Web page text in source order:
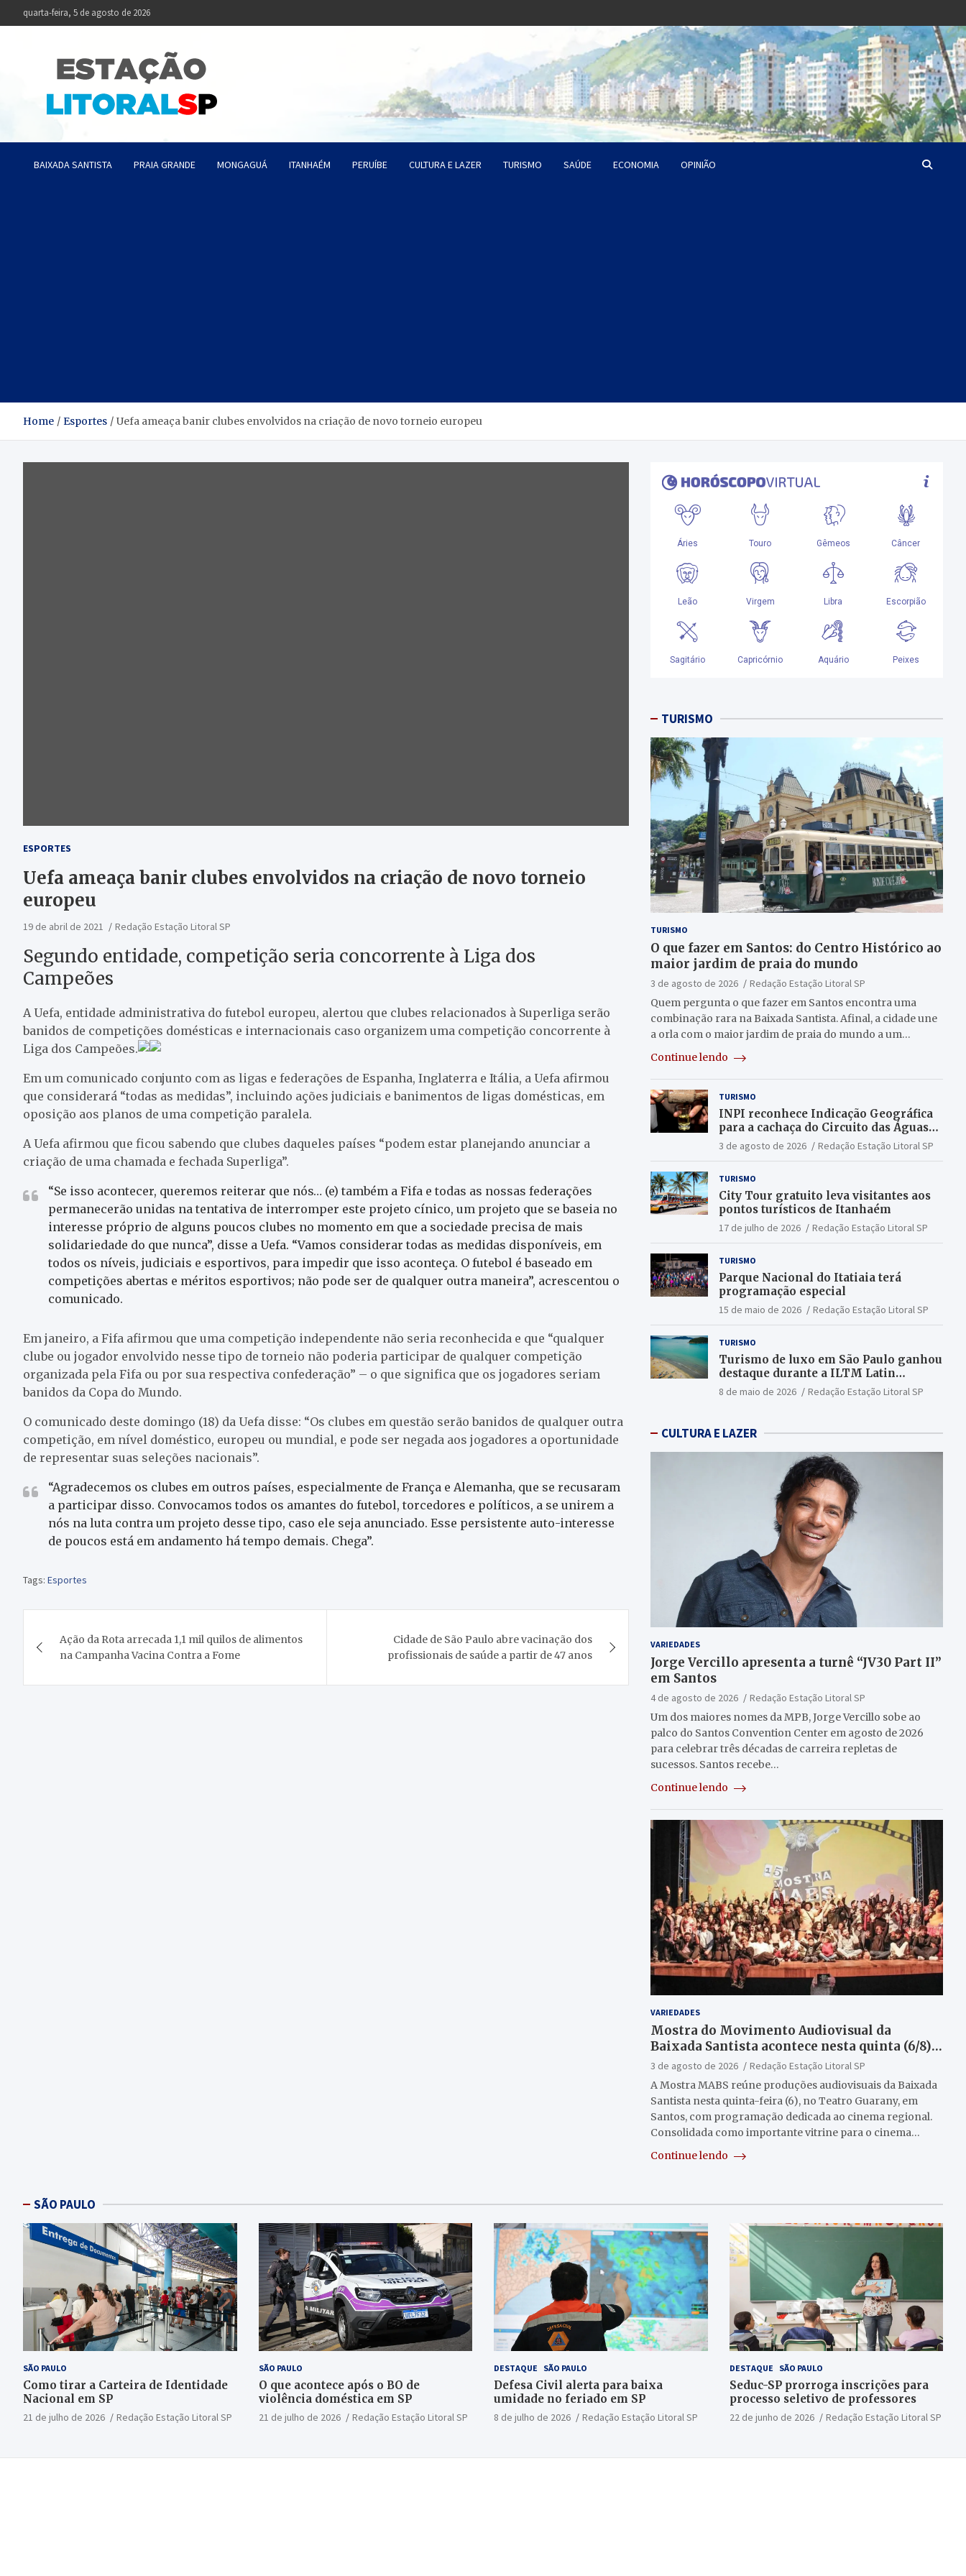
to
quarta-feira, 5 de agosto de 2026
Estação Litoral SP
BAIXADA SANTISTA PRAIA GRANDE MONGAGUÁ ITANHAÉM PERUÍBE CULTURA E LAZER TURISMO SAÚDE ECONOMIA OPINIÃO
Home Esportes Uefa ameaça banir clubes envolvidos na criação de novo torneio europeu
ESPORTES
Uefa ameaça banir clubes envolvidos na criação de novo torneio
europeu
19 de abril de 2021 Redação Estação Litoral SP
Segundo entidade, competição seria concorrente à Liga dos
Campeões
A Uefa, entidade administrativa do futebol europeu, alertou que clubes relacionados à Superliga serão
banidos de competições domésticas e internacionais caso organizem uma competição concorrente à
Liga dos Campeões.
Em um comunicado conjunto com as ligas e federações de Espanha, Inglaterra e Itália, a Uefa afirmou
que considerará “todas as medidas”, incluindo ações judiciais e banimentos de ligas domésticas, em
oposição aos planos de uma competição paralela.
A Uefa afirmou que ficou sabendo que clubes daqueles países “podem estar planejando anunciar a
criação de uma chamada e fechada Superliga”.
“Se isso acontecer, queremos reiterar que nós… (e) também a Fifa e todas as nossas federações
permanecerão unidas na tentativa de interromper este projeto cínico, um projeto que se baseia no
interesse próprio de alguns poucos clubes no momento em que a sociedade precisa de mais
solidariedade do que nunca”, disse a Uefa. “Vamos considerar todas as medidas disponíveis, em
todos os níveis, judiciais e esportivos, para impedir que isso aconteça. O futebol é baseado em
competições abertas e méritos esportivos; não pode ser de qualquer outra maneira”, acrescentou o
comunicado.
Em janeiro, a Fifa afirmou que uma competição independente não seria reconhecida e que “qualquer
clube ou jogador envolvido nesse tipo de torneio não poderia participar de qualquer competição
organizada pela Fifa ou por sua respectiva confederação” – o que significa que os jogadores seriam
banidos da Copa do Mundo.
O comunicado deste domingo (18) da Uefa disse: “Os clubes em questão serão banidos de qualquer outra
competição, em nível doméstico, europeu ou mundial, e pode ser negada aos jogadores a oportunidade
de representar suas seleções nacionais”.
“Agradecemos os clubes em outros países, especialmente de França e Alemanha, que se recusaram
a participar disso. Convocamos todos os amantes do futebol, torcedores e políticos, a se unirem a
nós na luta contra um projeto desse tipo, caso ele seja anunciado. Esse persistente auto-interesse
de poucos está em andamento há tempo demais. Chega”.
Tags: Esportes
de
Post
Ação da Rota arrecada 1,1 mil quilos de alimentos
na Campanha Vacina Contra a Fome
Cidade de São Paulo abre vacinação dos
profissionais de saúde a partir de 47 anos
TURISMO
TURISMO
O que fazer em Santos: do Centro Histórico ao
maior jardim de praia do mundo
3 de agosto de 2026
Redação Estação Litoral SP
Quem pergunta o que fazer em Santos encontra uma
combinação rara na Baixada Santista. Afinal, a cidade une
a orla com o maior jardim de praia do mundo a um…
Continue lendo
TURISMO
INPI reconhece Indicação Geográfica
para a cachaça do Circuito das Águas
Paulista
3 de agosto de 2026 Redação Estação Litoral SP
TURISMO
City Tour gratuito leva visitantes aos
pontos turísticos de Itanhaém
17 de julho de 2026 Redação Estação Litoral SP
TURISMO
Parque Nacional do Itatiaia terá
programação especial
15 de maio de 2026 Redação Estação Litoral SP
TURISMO
Turismo de luxo em São Paulo ganhou
destaque durante a ILTM Latin
America 2026
8 de maio de 2026 Redação Estação Litoral SP
CULTURA E LAZER
VARIEDADES
Jorge Vercillo apresenta a turnê “JV30 Part II”
em Santos
4 de agosto de 2026
Redação Estação Litoral SP
Um dos maiores nomes da MPB, Jorge Vercillo sobe ao
palco do Santos Convention Center em agosto de 2026
para celebrar três décadas de carreira repletas de
sucessos. Santos recebe…
Continue lendo
VARIEDADES
Mostra do Movimento Audiovisual da
Baixada Santista acontece nesta quinta (6/8)
no Teatro Guarany
3 de agosto de 2026
Redação Estação Litoral SP
A Mostra MABS reúne produções audiovisuais da Baixada
Santista nesta quinta-feira (6), no Teatro Guarany, em
Santos, com programação dedicada ao cinema regional.
Consolidada como importante vitrine para o cinema…
Continue lendo
SÃO PAULO
SÃO PAULO
Como tirar a Carteira de Identidade
Nacional em SP
21 de julho de 2026 Redação Estação Litoral SP
SÃO PAULO
O que acontece após o BO de
violência doméstica em SP
21 de julho de 2026 Redação Estação Litoral SP
DESTAQUE SÃO PAULO
Defesa Civil alerta para baixa
umidade no feriado em SP
8 de julho de 2026 Redação Estação Litoral SP
DESTAQUE SÃO PAULO
Seduc-SP prorroga inscrições para
processo seletivo de professores
22 de junho de 2026 Redação Estação Litoral SP